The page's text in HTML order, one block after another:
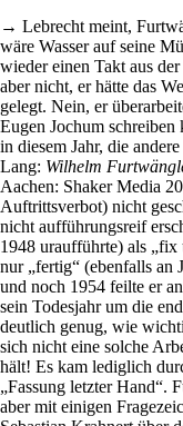
→ Lebrecht meint,
wäre Wasser auf seine
wieder einen Takt aus
aber nicht, er hätte das
gelegt. Nein, er
Eugen Jochum
in diesem Jahr, die
Lang: Wilhelm
Aachen: Shaker Media
Auftrittsverbot) nicht
nicht aufführungsreif
1948 uraufführte) als
nur „fertig“ (ebenfalls an
und noch 1954 feilte er
sein Todesjahr um die
deutlich genug, wie
sich nicht eine solche
hält! Es kam lediglich
„Fassung letzter Hand“.
aber mit einigen